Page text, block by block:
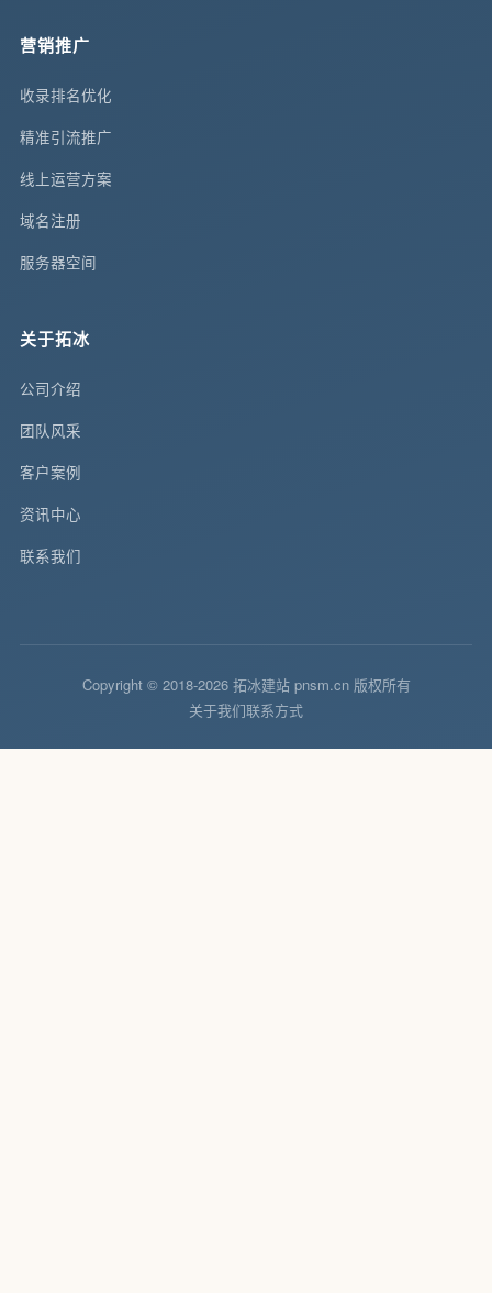
营销推广
收录排名优化
精准引流推广
线上运营方案
域名注册
服务器空间
关于拓冰
公司介绍
团队风采
客户案例
资讯中心
联系我们
Copyright © 2018-2026 拓冰建站 pnsm.cn 版权所有
关于我们联系方式